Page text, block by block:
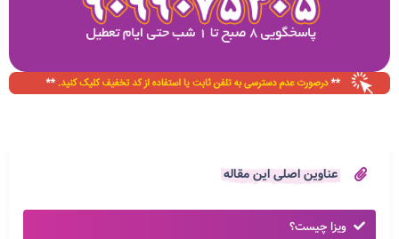
عناوین اصلی این مقاله
ویزا چیست؟